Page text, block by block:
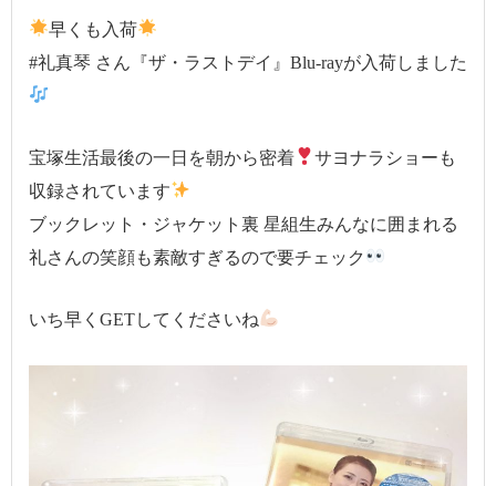
早くも入荷
#礼真琴 さん『ザ・ラストデイ』Blu-rayが入荷しました
宝塚生活最後の一日を朝から密着
サヨナラショーも
収録されています
ブックレット・ジャケット裏 星組生みんなに囲まれる
礼さんの笑顔も素敵すぎるので要チェック
いち早くGETしてくださいね